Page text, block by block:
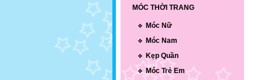
MÓC THỜI TRANG
Móc Nữ
Móc Nam
Kẹp Quần
Móc Trẻ Em